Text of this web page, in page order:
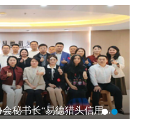
秘书长“易德猎头信用...